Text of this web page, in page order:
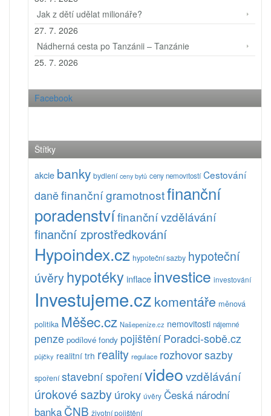
Jak z dětí udělat milionáře?
27. 7. 2026
Nádherná cesta po Tanzánii – Tanzánie
25. 7. 2026
Facebook
Štítky
akcie banky bydlení ceny bytů ceny nemovitostí Cestování
daněfinanční gramotnostfinanční
poradenstvífinanční vzdělávání
finanční zprostředkování
Hypoindex.cz hypoteční sazby hypoteční
úvěryhypotéky inflace investice investování
Investujeme.czkomentáře měnová
politika Měšec.cz Našepeníze.cz nemovitosti nájemné
penze podílové fondy pojištěníPoradci-sobě.cz
půjčky realitní trh reality regulace rozhovorsazby
spoření stavební spořenívideovzdělávání
úrokové sazbyúroky úvěry Česká národní
banka ČNB životní pojištění